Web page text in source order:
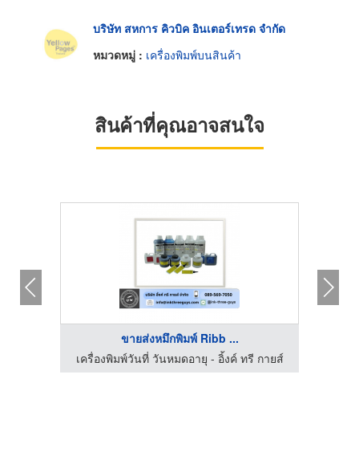
บริษัท สหการ คิวบิค อินเตอร์เทรด จำกัด
หมวดหมู่ : เครื่องพิมพ์บนสินค้า
สินค้าที่คุณอาจสนใจ
ขายส่งหมึกพิมพ์ Ribb ...
เครื่องพิมพ์วันที่ วันหมดอายุ - อิ้งค์ ทรี กายส์